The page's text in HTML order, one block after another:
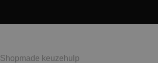
Shopmade keuzehulp